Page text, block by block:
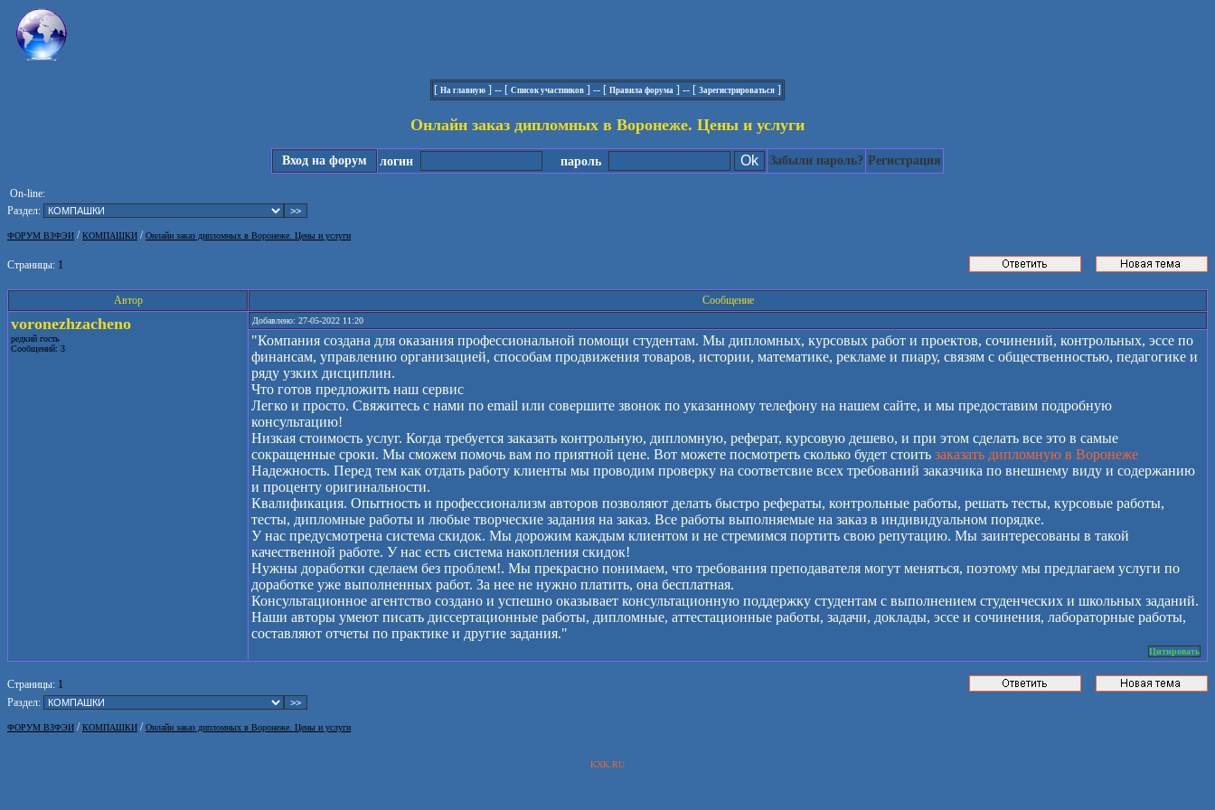
[ На главную ] -- [ Список участников ] -- [ Правила форума ] -- [ Зарегистрироваться ]
Онлайн заказ дипломных в Воронеже. Цены и услуги
Вход на форум логин пароль Забыли пароль? Регистрация
On-line:
Раздел:
ФОРУМ ВЗФЭИ /КОМПАШКИ /Онлайн заказ дипломных в Воронеже. Цены и услуги
Страницы: 1
Автор Сообщение
voronezhzacheno
редкий гость
Сообщений: 3
Добавлено: 27-05-2022 11:20
"Компания создана для оказания профессиональной помощи студентам. Мы дипломных, курсовых работ и проектов, сочинений, контрольных, эссе по
финансам, управлению организацией, способам продвижения товаров, истории, математике, рекламе и пиару, связям с общественностью, педагогике и
ряду узких дисциплин.
Что готов предложить наш сервис
Легко и просто. Свяжитесь с нами по email или совершите звонок по указанному телефону на нашем сайте, и мы предоставим подробную
консультацию!
Низкая стоимость услуг. Когда требуется заказать контрольную, дипломную, реферат, курсовую дешево, и при этом сделать все это в самые
сокращенные сроки. Мы сможем помочь вам по приятной цене. Вот можете посмотреть сколько будет стоить заказать дипломную в Воронеже
Надежность. Перед тем как отдать работу клиенты мы проводим проверку на соответсвие всех требований заказчика по внешнему виду и содержанию
и проценту оригинальности.
Квалификация. Опытность и профессионализм авторов позволяют делать быстро рефераты, контрольные работы, решать тесты, курсовые работы,
тесты, дипломные работы и любые творческие задания на заказ. Все работы выполняемые на заказ в индивидуальном порядке.
У нас предусмотрена система скидок. Мы дорожим каждым клиентом и не стремимся портить свою репутацию. Мы заинтересованы в такой
качественной работе. У нас есть система накопления скидок!
Нужны доработки сделаем без проблем!. Мы прекрасно понимаем, что требования преподавателя могут меняться, поэтому мы предлагаем услуги по
доработке уже выполненных работ. За нее не нужно платить, она бесплатная.
Консультационное агентство создано и успешно оказывает консультационную поддержку студентам с выполнением студенческих и школьных заданий.
Наши авторы умеют писать диссертационные работы, дипломные, аттестационные работы, задачи, доклады, эссе и сочинения, лабораторные работы,
составляют отчеты по практике и другие задания."
Цитировать
Страницы: 1
Раздел:
ФОРУМ ВЗФЭИ /КОМПАШКИ /Онлайн заказ дипломных в Воронеже. Цены и услуги
KXK.RU